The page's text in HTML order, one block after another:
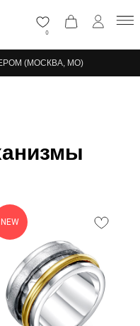
0
(МОСКВА, МО)
NEW